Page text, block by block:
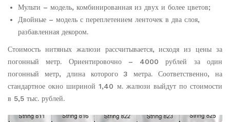
Мульти – модель, комбинированная из двух и более цветов;
Двойные – модель с переплетением ленточек в два слоя,
разбавленная декором.
Стоимость нитяных жалюзи рассчитывается, исходя из цены за
погонный метр. Ориентировочно – 4000 рублей за один
погонный метр, длина которого 3 метра. Соответственно, на
стандартное окно шириной 1,40 м. жалюзи выйдут по стоимости
в 5,5 тыс. рублей.